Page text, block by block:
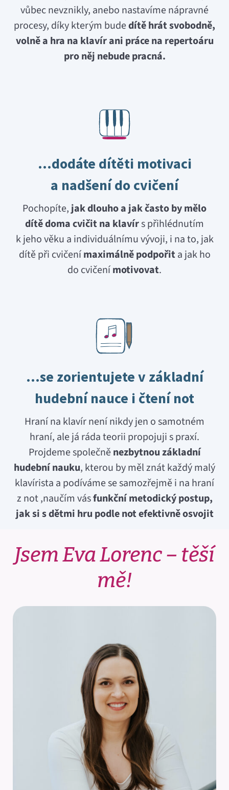
vůbec nevznikly, anebo nastavíme nápravné
procesy, díky kterým budedítě hrát svobodně,
volně a hra na klavír ani práce na repertoáru
pro něj nebude pracná.
…dodáte dítěti motivaci
a nadšení do cvičení
Pochopíte,jak dlouho a jak často by mělo
dítě doma cvičit na klavírs přihlédnutím
k jeho věku a individuálnímu vývoji, i na to, jak
dítě při cvičenímaximálně podpořita jak ho
do cvičenímotivovat.
…se zorientujete v základní
hudební nauce i čtení not
Hraní na klavír není nikdy jen o samotném
hraní, ale já ráda teorii propojuji s praxí.
Projdeme společněnezbytnou základní
hudební nauku, kterou by měl znát každý malý
klavírista a podíváme se samozřejmě i na hraní
z not ,naučím vásfunkční metodický postup,
jak si s dětmi hru podle not efektivně osvojit
Jsem Eva Lorenc – těší
mě!